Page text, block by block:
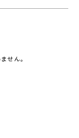
せん。